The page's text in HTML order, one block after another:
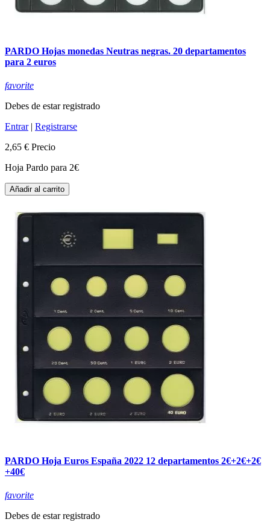
PARDO Hojas monedas Neutras negras. 20 departamentos
para 2 euros
favorite
Debes de estar registrado
Entrar| Registrarse
2,65 € Precio
Hoja Pardo para 2€
Añadir al carrito
PARDO Hoja Euros España 2022 12 departamentos 2€+2€+2€
+40€
favorite
Debes de estar registrado